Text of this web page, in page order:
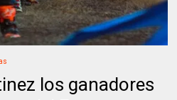
los ganadores